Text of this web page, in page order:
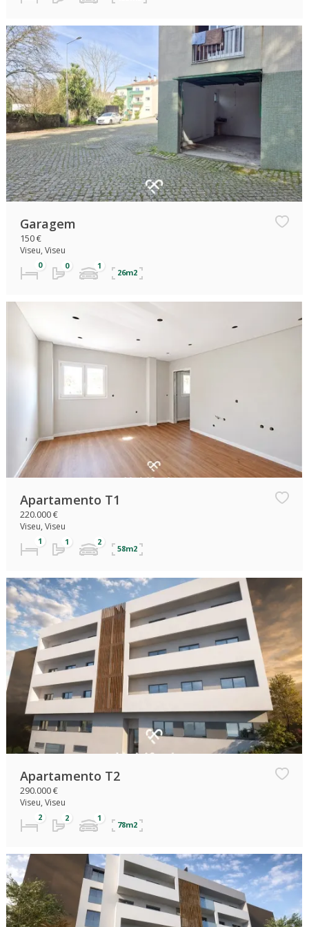
Garagem
150 €
Viseu, Viseu
26m2
Apartamento T1
220.000 €
Viseu, Viseu
58m2
Apartamento T2
290.000 €
Viseu, Viseu
78m2